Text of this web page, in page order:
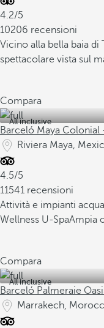
4.2/5
10206 recensioni
Vicino alla bella baia di
spettacolare vista sul
Compara
All inclusive
Barceló Maya Colonial
Riviera Maya,
4.5/5
11541 recensioni
Attività e impianti
Wellness U-SpaAmpia
Compara
All inclusive
Barceló Palmeraie
Marrakech,